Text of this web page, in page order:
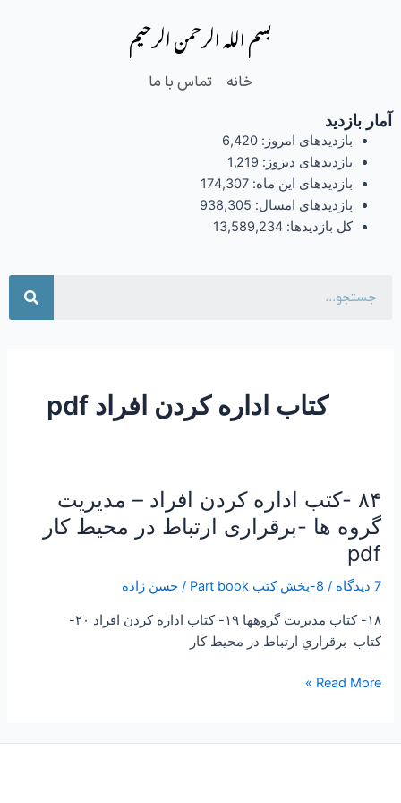
بسم الله الرحمن الرحیم
خانه تماس با ما
آمار بازدید
بازدیدهای امروز: 6,420
بازدیدهای دیروز: 1,219
بازدیدهای این ماه: 174,307
بازدیدهای امسال: 938,305
کل بازدیدها: 13,589,234
کتاب اداره کردن افراد pdf
۸۴ -کتب اداره کردن افراد – مدیریت
گروه ها -برقراری ارتباط در محیط کار
pdf
7 دیدگاه / 8-بخش کتب Part book /حسن زاده
۱۸- کتاب مديريت گروهها ۱۹- کتاب اداره كردن افراد ۲۰-
کتاب برقراري ارتباط در محيط كار
۸۴
-کتب
اداره
کردن
افراد
مدیریت
گروه
-برقراری
Read More »